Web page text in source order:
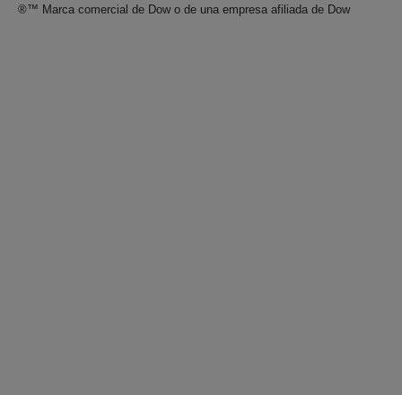
®™ Marca comercial de Dow o de una empresa afiliada de Dow